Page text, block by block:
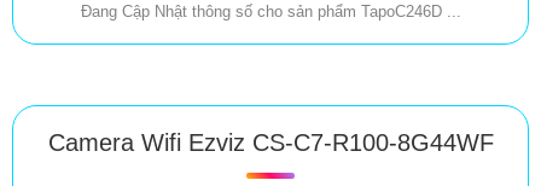
Đang Cập Nhật thông số cho sản phẩm TapoC246D ...
Camera Wifi Ezviz CS-C7-R100-8G44WF